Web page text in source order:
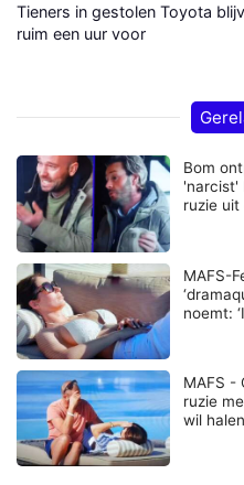
Tieners in gestolen Toyota
ruim een uur voor
Bom
'narcist'
ruzie
MAFS-
noemt:
MAFS -
ruzie
wil